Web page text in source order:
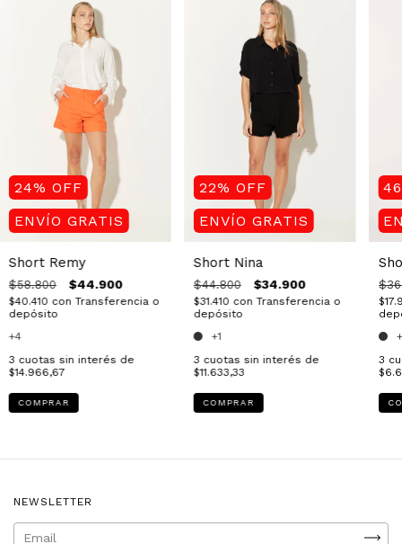
24% OFF
ENVÍO GRATIS
Short Remy
$58.800 $44.900
$40.410 con Transferencia o
depósito
+4
3 cuotas sin interés de
$14.966,67
COMPRAR
22% OFF
ENVÍO GRATIS
Short Nina
$44.800 $34.900
$31.410 con Transferencia o
depósito
+1
3 cuotas sin interés de
$11.633,33
COMPRAR
46
3
NEWSLETTER